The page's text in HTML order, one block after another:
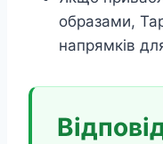
образами,
напрямків